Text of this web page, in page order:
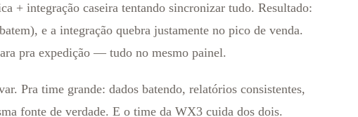
+ integração caseira tentando sincronizar tudo. Resultado:
e a integração quebra justamente no pico de venda.
pra expedição — tudo no mesmo painel.
Pra time grande: dados batendo, relatórios consistentes,
fonte de verdade. E o time da WX3 cuida dos dois.